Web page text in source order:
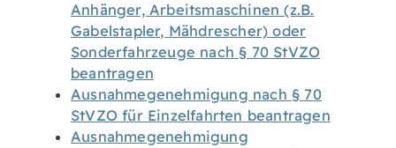
Anhänger, Arbeitsmaschinen (z.B.
Gabelstapler, Mähdrescher) oder
Sonderfahrzeuge nach § 70 StVZO
beantragen
Ausnahmegenehmigung nach § 70
StVZO für Einzelfahrten beantragen
Ausnahmegenehmigung